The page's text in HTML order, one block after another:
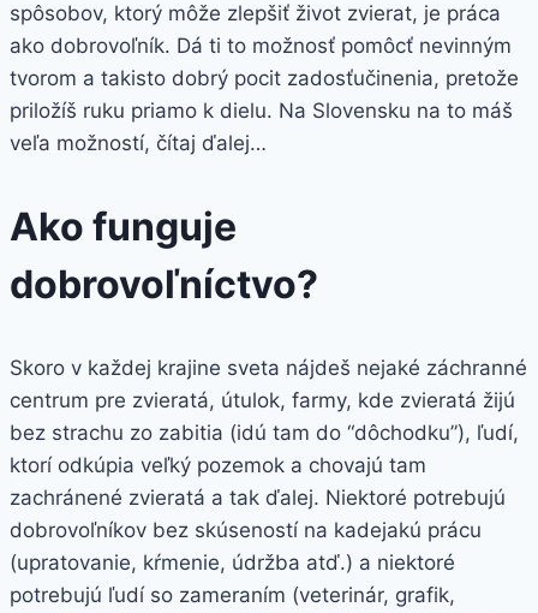
spôsobov, ktorý môže zlepšiť život zvierat, je práca
ako dobrovoľník. Dá ti to možnosť pomôcť nevinným
tvorom a takisto dobrý pocit zadosťučinenia, pretože
priložíš ruku priamo k dielu. Na Slovensku na to máš
veľa možností, čítaj ďalej…
Ako funguje
dobrovoľníctvo?
Skoro v každej krajine sveta nájdeš nejaké záchranné
centrum pre zvieratá, útulok, farmy, kde zvieratá žijú
bez strachu zo zabitia (idú tam do “dôchodku”), ľudí,
ktorí odkúpia veľký pozemok a chovajú tam
zachránené zvieratá a tak ďalej. Niektoré potrebujú
dobrovoľníkov bez skúseností na kadejakú prácu
(upratovanie, kŕmenie, údržba atď.) a niektoré
potrebujú ľudí so zameraním (veterinár, grafik,